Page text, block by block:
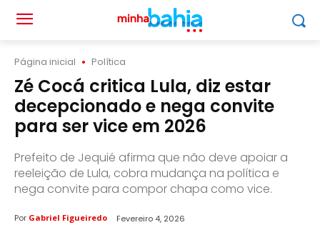
Página inicial Política
Zé Cocá critica Lula, diz estar
decepcionado e nega convite
para ser vice em 2026
Prefeito de Jequié afirma que não deve apoiar a
reeleição de Lula, cobra mudança na política e
nega convite para compor chapa como vice.
Por Gabriel Figueiredo Fevereiro 4, 2026